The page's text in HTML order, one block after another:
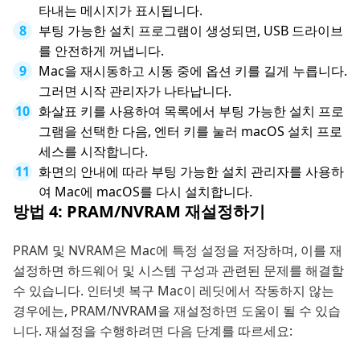
타내는 메시지가 표시됩니다.
부팅 가능한 설치 프로그램이 생성되면, USB 드라이브
를 안전하게 꺼냅니다.
Mac을 재시동하고 시동 중에 옵션 키를 길게 누릅니다.
그러면 시작 관리자가 나타납니다.
화살표 키를 사용하여 목록에서 부팅 가능한 설치 프로
그램을 선택한 다음, 엔터 키를 눌러 macOS 설치 프로
세스를 시작합니다.
화면의 안내에 따라 부팅 가능한 설치 관리자를 사용하
여 Mac에 macOS를 다시 설치합니다.
방법 4: PRAM/NVRAM 재설정하기
PRAM 및 NVRAM은 Mac에 특정 설정을 저장하며, 이를 재
설정하면 하드웨어 및 시스템 구성과 관련된 문제를 해결할
수 있습니다. 인터넷 복구 Mac이 레딧에서 작동하지 않는
경우에는, PRAM/NVRAM을 재설정하면 도움이 될 수 있습
니다. 재설정을 수행하려면 다음 단계를 따르세요: